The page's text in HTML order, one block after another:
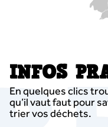
INFOS
En quelques clics
qu’il vaut faut pour
trier vos déchets.